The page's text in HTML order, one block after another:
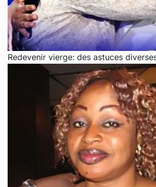
Redevenir vierge: des astuces